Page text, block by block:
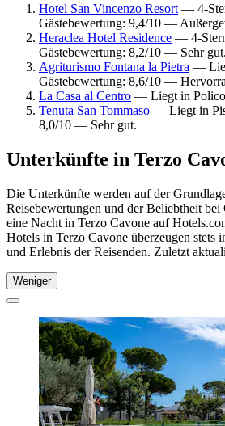
Hotel San Vincenzo Resort — 4-
Gästebewertung: 9,4/10 —
Heraclea Hotel Residence — 4-
Gästebewertung: 8,2/10 — Sehr gut.
Agriturismo Fontana la Pietra —
Gästebewertung: 8,6/10 —
La Casa al Centro — Liegt in
Tenuta San Tommaso — Liegt in
8,0/10 — Sehr gut.
Unterkünfte in Terzo
Die Unterkünfte werden auf der
Reisebewertungen und der Beliebtheit bei
eine Nacht in Terzo Cavone auf
Hotels in Terzo Cavone überzeugen stets
und Erlebnis der Reisenden. Zuletzt
Weniger